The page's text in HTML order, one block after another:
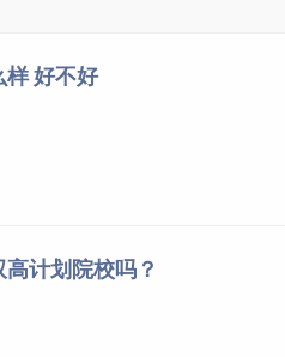
样 好不好
计划院校吗？